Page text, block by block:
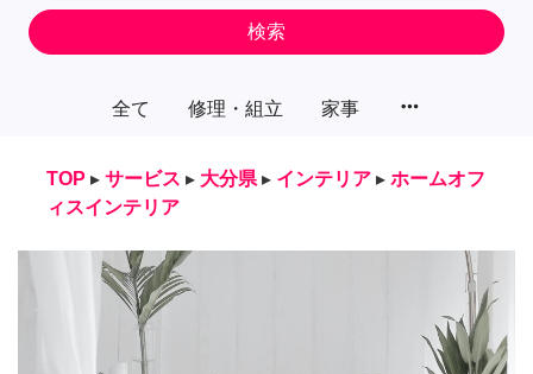
全て 修理・組立 家事 more_horiz
検索
TOP ▸ サービス ▸ 大分県 ▸ インテリア ▸ ホームオフ
ィスインテリア